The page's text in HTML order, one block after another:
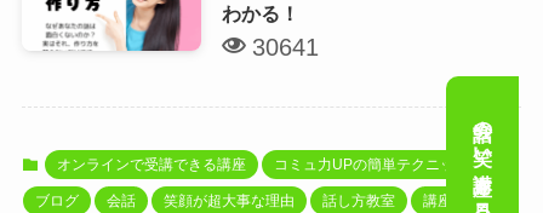
わかる！
30641
オンラインで受講できる講座 コミュ力UPの簡単テクニック
ブログ 会話 笑顔が超大事な理由 話し方教室 講座 会話の笑い講座を見る